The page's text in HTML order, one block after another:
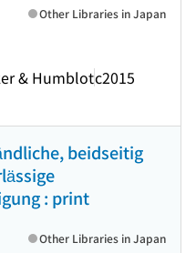
& Humblotc2015
Other Libraries in Japan
beidseitig
: print
Other Libraries in Japan